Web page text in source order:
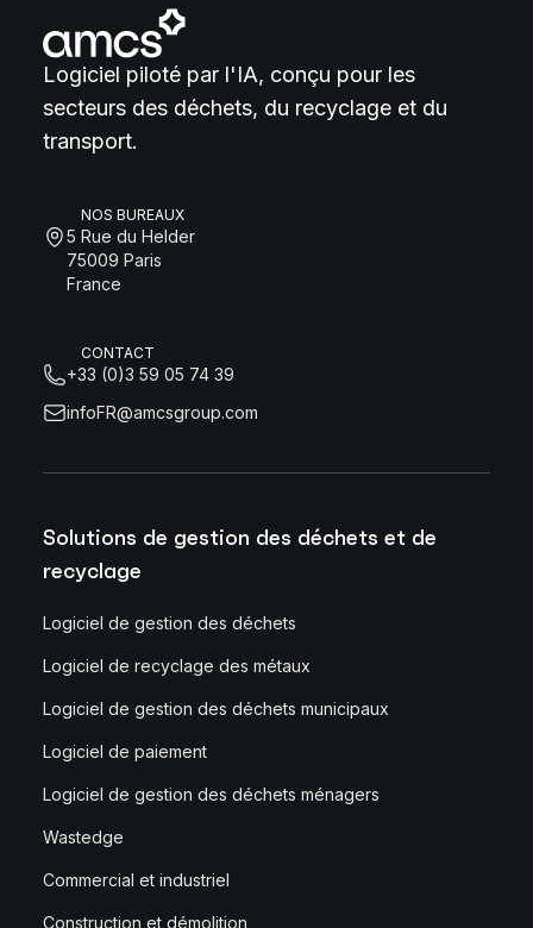
Logiciel piloté par l'IA, conçu pour les
secteurs des déchets, du recyclage et du
transport.
NOS BUREAUX
5 Rue du Helder
75009 Paris
France
CONTACT
+33 (0)3 59 05 74 39
infoFR@amcsgroup.com
Solutions de gestion des déchets et de
recyclage
Logiciel de gestion des déchets
Logiciel de recyclage des métaux
Logiciel de gestion des déchets municipaux
Logiciel de paiement
Logiciel de gestion des déchets ménagers
Wastedge
Commercial et industriel
Construction et démolition